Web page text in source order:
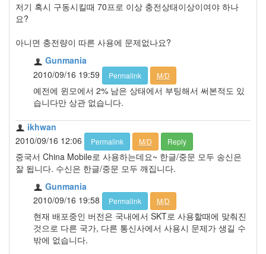
저기 혹시 구동시킬때 70프로 이상 충전상태이상이여야 하나
요?
아니면 충전량이 따른 사용에 문제없나요?
Gunmania
2010/09/16 19:59
Permalink M/D
예전에 윈모에서 2% 남은 상태에서 부팅해서 써본적도 있
습니다만 상관 없습니다.
ikhwan
2010/09/16 12:06
Permalink M/D Reply
중국서 China Mobile로 사용하는데요~ 한글/중문 모두 송신은
잘 됩니다. 수신은 한글/중문 모두 깨집니다.
Gunmania
2010/09/16 19:58
Permalink M/D
현재 배포중인 버전은 국내에서 SKT로 사용할때에 맞춰진
것으로 다른 국가, 다른 통신사에서 사용시 문제가 생길 수
밖에 없습니다.